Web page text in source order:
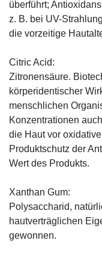
überführt;
z. B. bei UV-
die vorzeitige
Citric Acid:
Zitronensäure.
körperidentischer
menschlichen
Konzentrationen
die Haut vor
Produktschutz der
Wert des Produkts.
Xanthan Gum:
Polysaccharid,
hautverträglichen
gewonnen.